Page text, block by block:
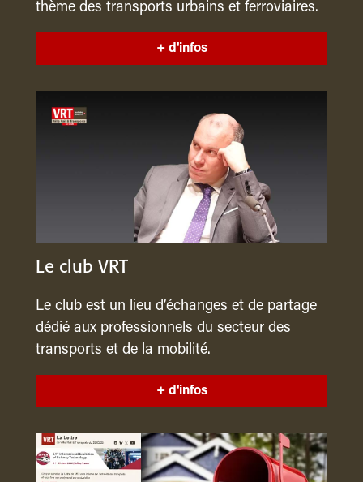
thème des transports urbains et ferroviaires.
+ d'infos
Le club VRT
Le club est un lieu d’échanges et de partage
dédié aux professionnels du secteur des
transports et de la mobilité.
+ d'infos